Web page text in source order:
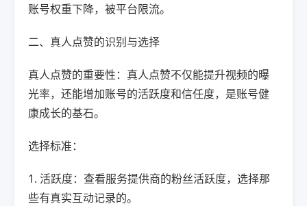
账号权重下降，被平台限流。
二、真人点赞的识别与选择
真人点赞的重要性：真人点赞不仅能提升视频的曝
光率，还能增加账号的活跃度和信任度，是账号健
康成长的基石。
选择标准：
1. 活跃度：查看服务提供商的粉丝活跃度，选择那
些有真实互动记录的。